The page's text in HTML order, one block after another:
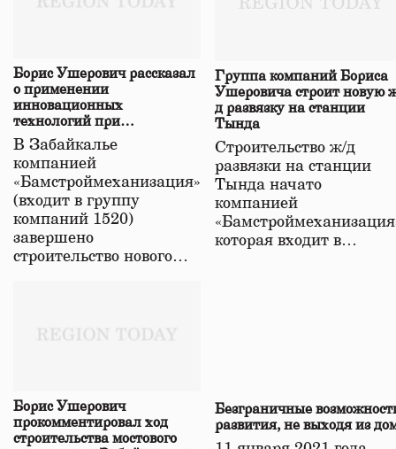
Борис Ушерович рассказал
о применении
инновационных
технологий при
строительстве нового моста
в Забайкалье
В Забайкалье
компанией
«Бамстроймеханизация»
(входит в группу
компаний 1520)
завершено
строительство нового…
Группа компаний Бориса
Ушеровича строит новую
д развязку на станции
Тында
Строительство ж/д
развязки на станции
Тында начато
компанией
которая входит в…
Борис Ушерович
прокомментировал ход
строительства мостового
Безграничные
развития, не выходя из